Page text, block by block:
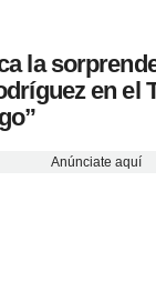
la
en el
Anúnciate aquí